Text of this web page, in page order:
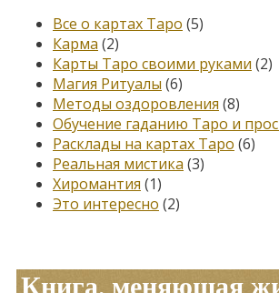
Все о картах Таро (5)
Карма (2)
Карты Таро своими руками (2)
Магия Ритуалы (6)
Методы оздоровления (8)
Обучение гаданию Таро и
Расклады на картах Таро (6)
Реальная мистика (3)
Хиромантия (1)
Это интересно (2)